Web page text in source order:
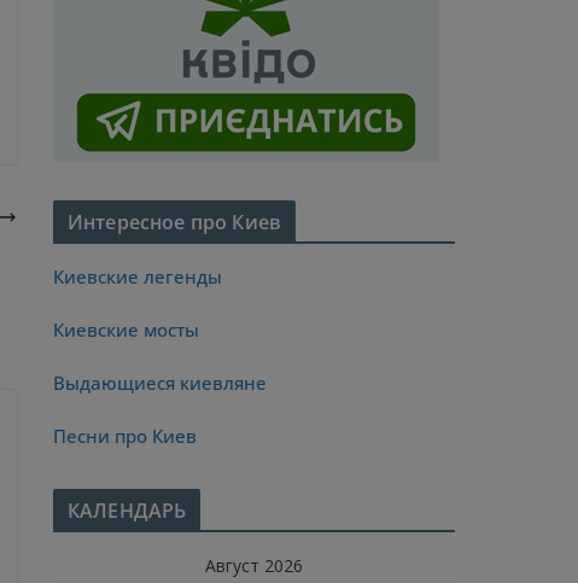
Интересное про Киев
Киевские легенды
Киевские мосты
Выдающиеся киевляне
Песни про Киев
КАЛЕНДАРЬ
Август 2026